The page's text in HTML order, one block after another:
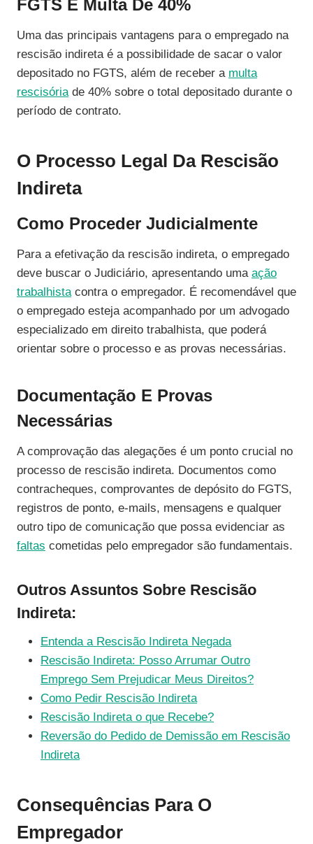
FGTS E Multa De 40%
Uma das principais vantagens para o empregado na
rescisão indireta é a possibilidade de sacar o valor
depositado no FGTS, além de receber a multa
rescisóriade 40% sobre o total depositado durante o
período de contrato.
O Processo Legal Da Rescisão
Indireta
Como Proceder Judicialmente
Para a efetivação da rescisão indireta, o empregado
deve buscar o Judiciário, apresentando uma ação
trabalhistacontra o empregador. É recomendável que
o empregado esteja acompanhado por um advogado
especializado em direito trabalhista, que poderá
orientar sobre o processo e as provas necessárias.
Documentação E Provas
Necessárias
A comprovação das alegações é um ponto crucial no
processo de rescisão indireta. Documentos como
contracheques, comprovantes de depósito do FGTS,
registros de ponto, e-mails, mensagens e qualquer
outro tipo de comunicação que possa evidenciar as
faltas cometidas pelo empregador são fundamentais.
Outros Assuntos Sobre Rescisão
Indireta:
Entenda a Rescisão Indireta Negada
Rescisão Indireta: Posso Arrumar Outro
Emprego Sem Prejudicar Meus Direitos?
Como Pedir Rescisão Indireta
Rescisão Indireta o que Recebe?
Reversão do Pedido de Demissão em Rescisão
Indireta
Consequências Para O
Empregador